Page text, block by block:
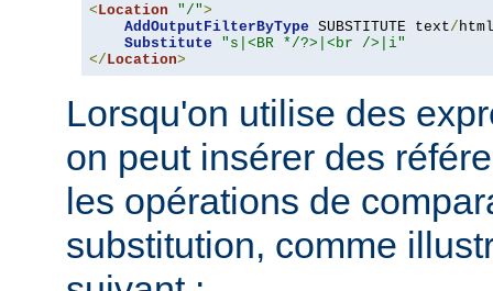
< Location "/">
AddOutputFilterByType SUBSTITUTE text/ html
Substitute
"s|<BR */?>|<br />|i"
</ Location>
Lorsqu'on utilise des
on peut insérer des
les opérations de
substitution, comme